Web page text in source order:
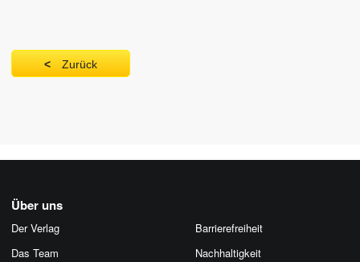
Zurück
Über uns
Der Verlag
Das Team
Barrierefreiheit
Nachhaltigkeit